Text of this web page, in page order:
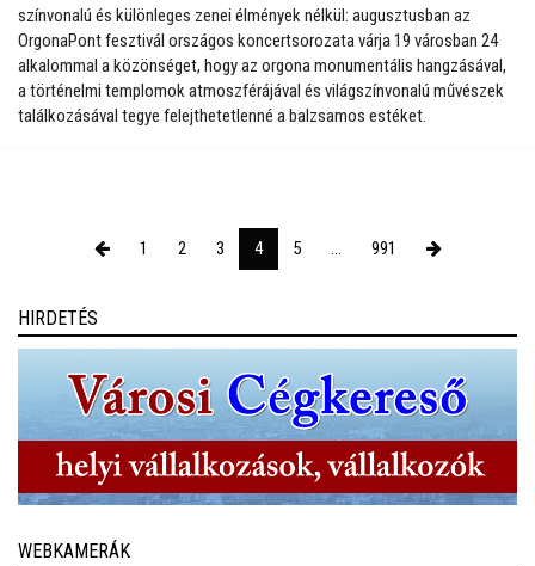
színvonalú és különleges zenei élmények nélkül: augusztusban az
OrgonaPont fesztivál országos koncertsorozata várja 19 városban 24
alkalommal a közönséget, hogy az orgona monumentális hangzásával,
a történelmi templomok atmoszférájával és világszínvonalú művészek
találkozásával tegye felejthetetlenné a balzsamos estéket.
1 2 3 4 5 ... 991
HIRDETÉS
WEBKAMERÁK